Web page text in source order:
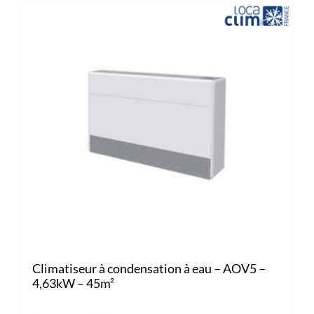
Climatiseur à condensation à eau – AOV5 –
4,63kW – 45m²